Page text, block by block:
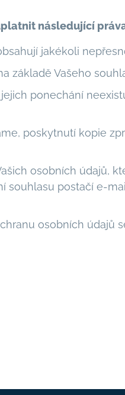
následující
jakékoli
základě Vašeho
ponechání
poskytnutí kopie
osobních údajů,
postačí e-
osobních údajů